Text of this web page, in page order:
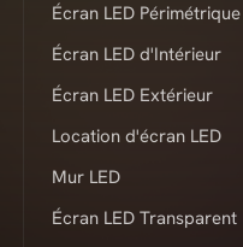
Écran LED Périmétrique
Écran LED d'Intérieur
Écran LED Extérieur
Location d'écran LED
Mur LED
Écran LED Transparent